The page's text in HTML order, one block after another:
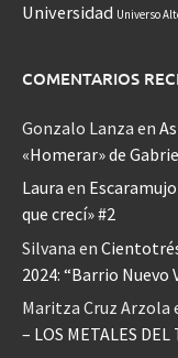
Universidad Universo
COMENTARIOS
Gonzalo Lanza en
«Homerar» de
Laura en
que crecí» #2
Silvana en
2024: “Barrio Nuevo
Maritza Cruz Arzola
– LOS METALES